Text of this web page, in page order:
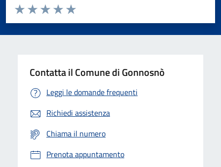
Valuta da 1 a 5 stelle la pagina
Valuta 5 stelle su 5
Valuta 4 stelle su 5
Valuta 3 stelle su 5
Valuta 2 stelle su 5
Valuta 1 stelle su 5
Contatta il Comune di Gonnosnò
Leggi le domande frequenti
Richiedi assistenza
Chiama il numero
Prenota appuntamento